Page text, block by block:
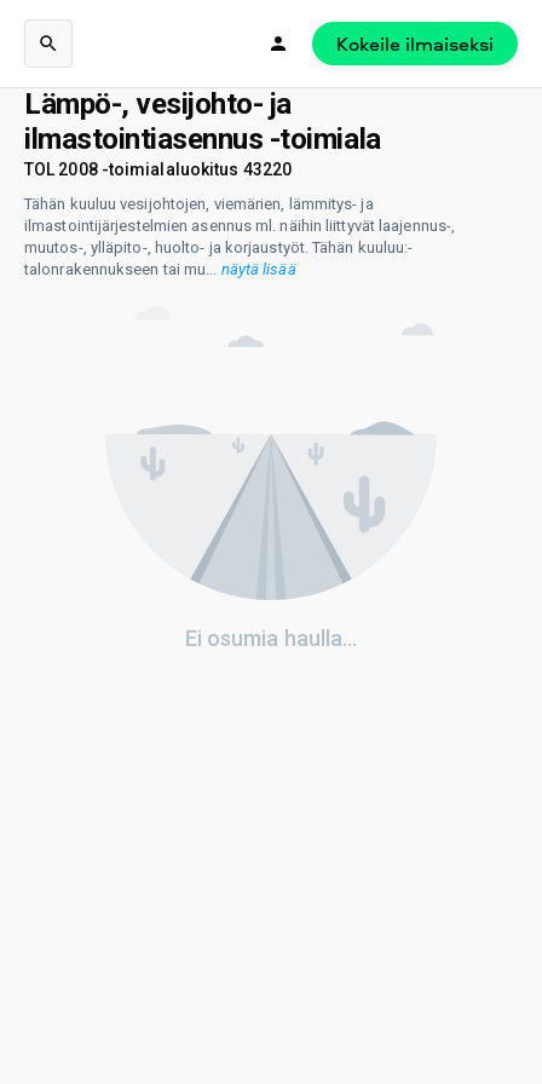
Kokeile ilmaiseksi
Lämpö-, vesijohto- ja
ilmastointiasennus -toimiala
TOL 2008 -toimialaluokitus 43220
Tähän kuuluu vesijohtojen, viemärien, lämmitys- ja
ilmastointijärjestelmien asennus ml. näihin liittyvät laajennus-,
muutos-, ylläpito-, huolto- ja korjaustyöt. Tähän kuuluu:-
talonrakennukseen tai mu... näytä lisää
Ei osumia haulla...